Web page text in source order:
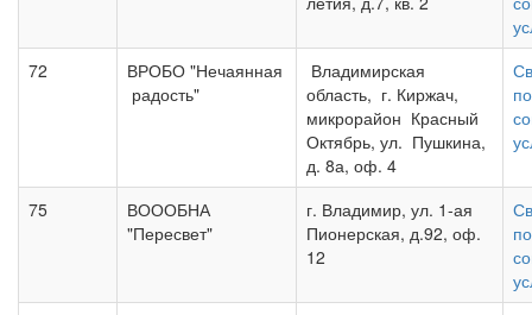
72
ВРОБО "Нечаянная
радость"
Владимирская
область, г. Киржач,
микрорайон Красный
Октябрь, ул. Пушкина,
д. 8а, оф. 4
75
ВОООБНА
"Пересвет"
г. Владимир, ул. 1-ая
Пионерская, д.92, оф.
12